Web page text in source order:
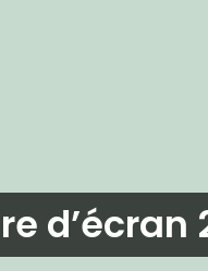
d’écran